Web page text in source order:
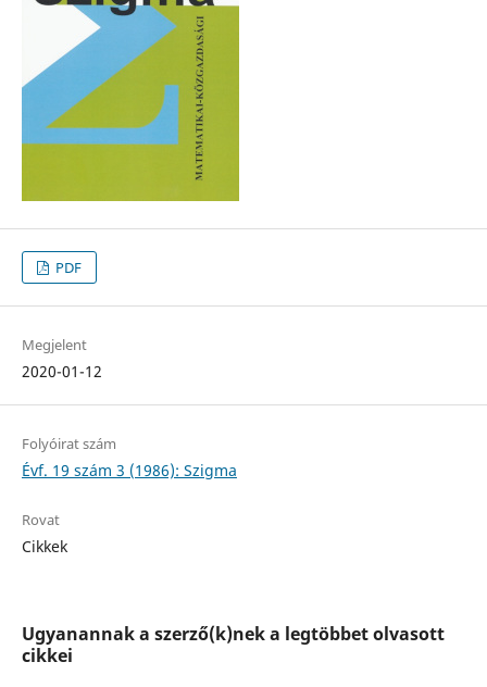
PDF
Megjelent
2020-01-12
Folyóirat szám
Évf. 19 szám 3 (1986): Szigma
Rovat
Cikkek
Ugyanannak a szerző(k)nek a legtöbbet olvasott
cikkei